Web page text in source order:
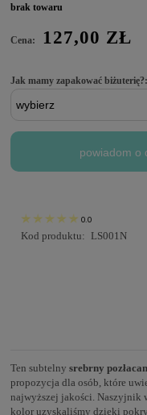
brak towaru
Cena: 127,00 ZŁ
Jak mamy zapakować biżuterię?:
powiadom o
0.0
Kod produktu: LS001N
Ten subtelny srebrny
propozycja dla osób, które
najwyższej jakości. Naszyjnik
kolor uzyskaliśmy dzięki